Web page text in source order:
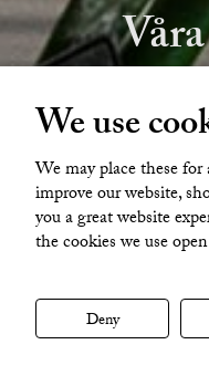
&
We use
We may place these
improve our website,
you a great website
the cookies we use
Deny